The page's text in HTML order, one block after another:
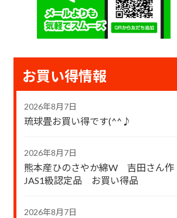
お買い得情報
2026年8月7日
琉球畳お買い得です(^^♪
2026年8月7日
熊本産ひのさやか綿W 吉田さん
JAS1級認定品 お買い得品
2026年8月7日